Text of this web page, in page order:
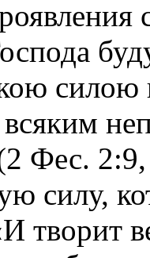
Фес.
силу,
творит